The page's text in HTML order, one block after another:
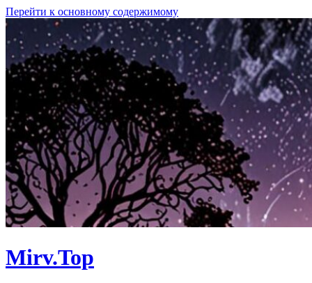
Перейти к основному содержимому
Mirv.Top